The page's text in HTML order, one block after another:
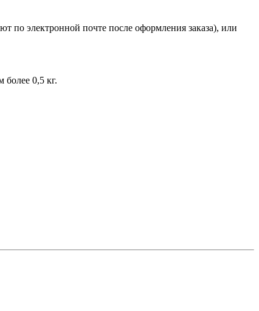
по электронной почте после оформления заказа), или
0,5 кг.